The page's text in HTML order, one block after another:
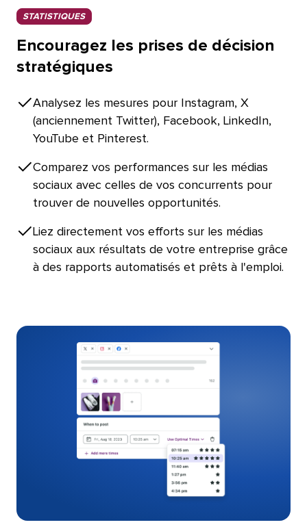
STATISTIQUES​​
Encouragez les prises de décision
stratégiques​​
Analysez les mesures pour Instagram, X
(anciennement Twitter), Facebook, LinkedIn,
YouTube et Pinterest.​​
Comparez vos performances sur les médias
sociaux avec celles de vos concurrents pour
trouver de nouvelles opportunités.​​
Liez directement vos efforts sur les médias
sociaux aux résultats de votre entreprise grâce
à des rapports automatisés et prêts à l'emploi.​​